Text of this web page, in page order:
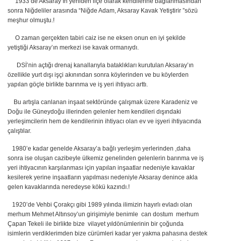
sonra Niğdeliler arasında “Niğde Adam, Aksaray Kavak Yetiştirir ”sözü
meşhur olmuştu.!
O zaman gerçekten tabiri caiz ise ne eksen onun en iyi şekilde
yetiştiği Aksaray’ın merkezi ise kavak ormanıydı.
DSİ’nin açtığı drenaj kanallarıyla bataklıkları kurutulan Aksaray’ın
özellikle yurt dışı işçi akınından sonra köylerinden ve bu köylerden
yapılan göçle birlikte barınma ve iş yeri ihtiyacı arttı.
Bu artışla canlanan inşaat sektöründe çalışmak üzere Karadeniz ve
Doğu ile Güneydoğu illerinden gelenler hem kendileri dışındaki
yerleşimcilerin hem de kendilerinin ihtiyacı olan ev ve işyeri ihtiyacında
çalıştılar.
1980’e kadar genelde Aksaray’a bağlı yerleşim yerlerinden ,daha
sonra ise oluşan cazibeyle ülkemiz genelinden gelenlerin barınma ve iş
yeri ihtiyacının karşılanması için yapılan inşaatlar nedeniyle kavaklar
kesilerek yerine inşaatların yapılması nedeniyle Aksaray denince akla
gelen kavaklarında neredeyse kökü kazındı.!
1920’de Vehbi Çorakçı gibi 1989 yılında ilimizin hayırlı evladı olan
merhum Mehmet Altınsoy’un girişimiyle benimle can dostum merhum
Çapan Tekeli ile birlikte bize vilayet yıldönümlerinin bir çoğunda
isimlerin verdiklerimden bize cürümleri kadar yer yakma pahasına destek